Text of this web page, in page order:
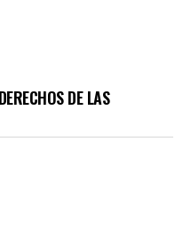
DE LAS